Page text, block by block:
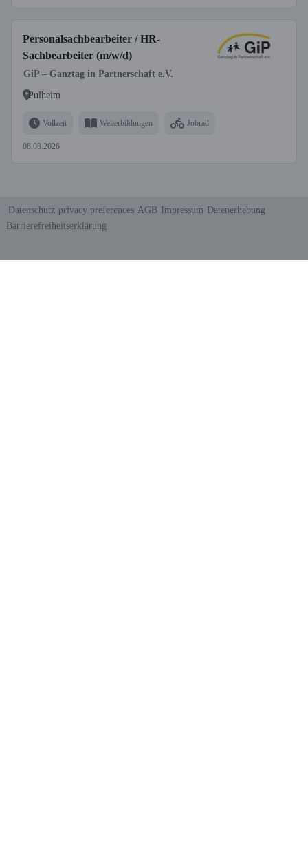
Personalsachbearbeiter / HR-
Sachbearbeiter (m/w/d)
GiP – Ganztag in Partnerschaft e.V.
Pulheim
Vollzeit Weiterbildungen Jobrad
08.08.2026
Datenschutz privacy preferences AGB Impressum Datenerhebung
Barrierefreiheitserklärung